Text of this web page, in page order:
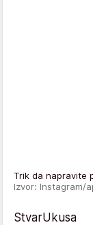
Trik da napravite
Izvor: Instagram/
StvarUkusa